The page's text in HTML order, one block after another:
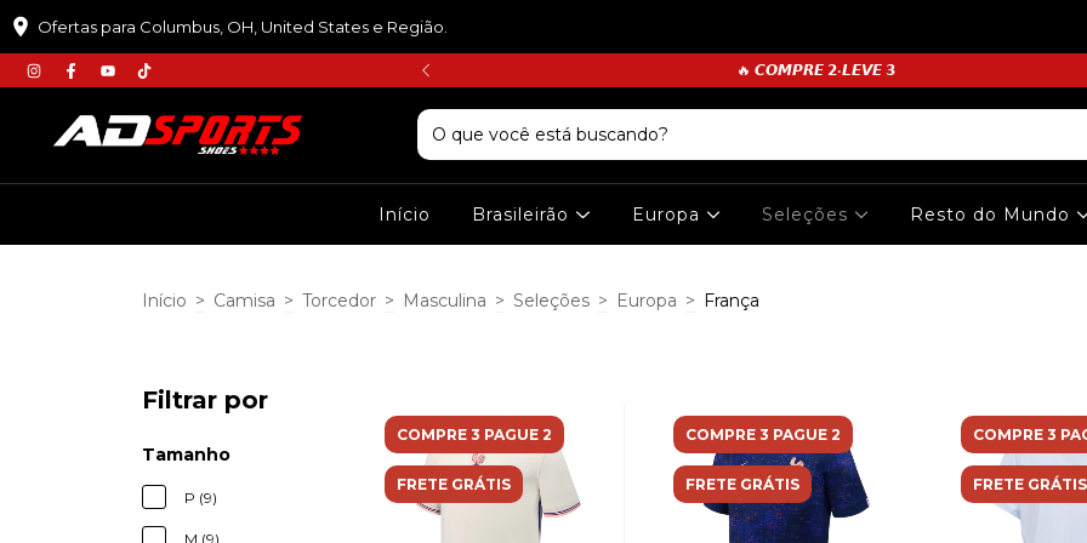
Ofertas para Columbus, OH, United States e Região.
:𝙋𝙍𝙄𝙈𝙀𝙄𝙍𝘼𝘾𝙊𝙈𝙋𝙍𝘼 🔥 𝘾𝙊𝙈𝙋𝙍𝙀 𝟮•𝙇𝙀𝙑𝙀 𝟯
Início Brasileirão Europa Seleções Resto do Mundo
Início > Camisa > Torcedor > Masculina > Seleções > Europa > França
Filtrar por
Tamanho
P (9)
M (9)
COMPRE 3 PAGUE 2
FRETE GRÁTIS
COMPRE 3 PAGUE 2
FRETE GRÁTIS
COMPRE 3
FRETE GRÁTIS